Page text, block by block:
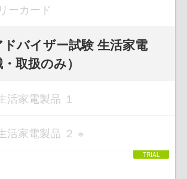
ーカード
バイザー試験 生活家電
・取扱のみ）
活家電製品 １
活家電製品 ２ ※